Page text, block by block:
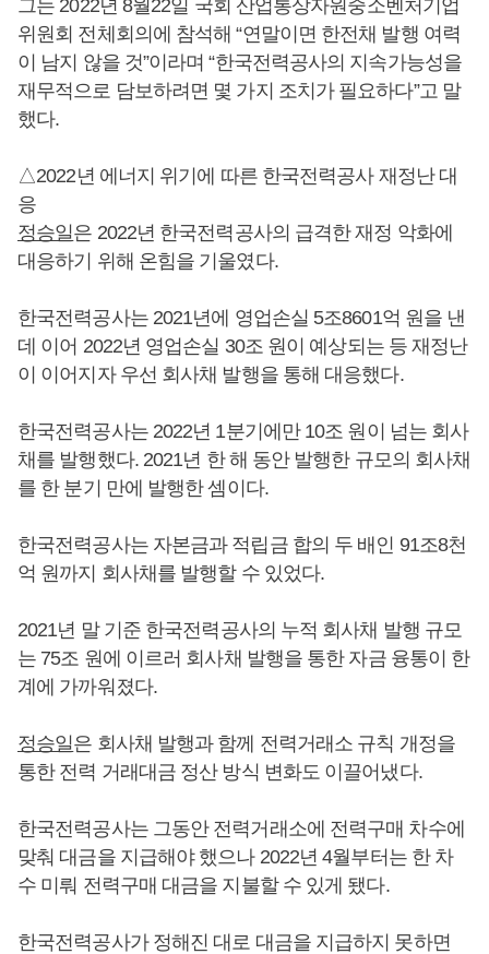
그는 2022년 8월22일 국회 산업통상자원중소벤처기업
위원회 전체회의에 참석해 “연말이면 한전채 발행 여력
이 남지 않을 것”이라며 “한국전력공사의 지속가능성을
재무적으로 담보하려면 몇 가지 조치가 필요하다”고 말
했다.
△2022년 에너지 위기에 따른 한국전력공사 재정난 대
응
정승일은 2022년 한국전력공사의 급격한 재정 악화에
대응하기 위해 온힘을 기울였다.
한국전력공사는 2021년에 영업손실 5조8601억 원을 낸
데 이어 2022년 영업손실 30조 원이 예상되는 등 재정난
이 이어지자 우선 회사채 발행을 통해 대응했다.
한국전력공사는 2022년 1분기에만 10조 원이 넘는 회사
채를 발행했다. 2021년 한 해 동안 발행한 규모의 회사채
를 한 분기 만에 발행한 셈이다.
한국전력공사는 자본금과 적립금 합의 두 배인 91조8천
억 원까지 회사채를 발행할 수 있었다.
2021년 말 기준 한국전력공사의 누적 회사채 발행 규모
는 75조 원에 이르러 회사채 발행을 통한 자금 융통이 한
계에 가까워졌다.
정승일은 회사채 발행과 함께 전력거래소 규칙 개정을
통한 전력 거래대금 정산 방식 변화도 이끌어냈다.
한국전력공사는 그동안 전력거래소에 전력구매 차수에
맞춰 대금을 지급해야 했으나 2022년 4월부터는 한 차
수 미뤄 전력구매 대금을 지불할 수 있게 됐다.
한국전력공사가 정해진 대로 대금을 지급하지 못하면